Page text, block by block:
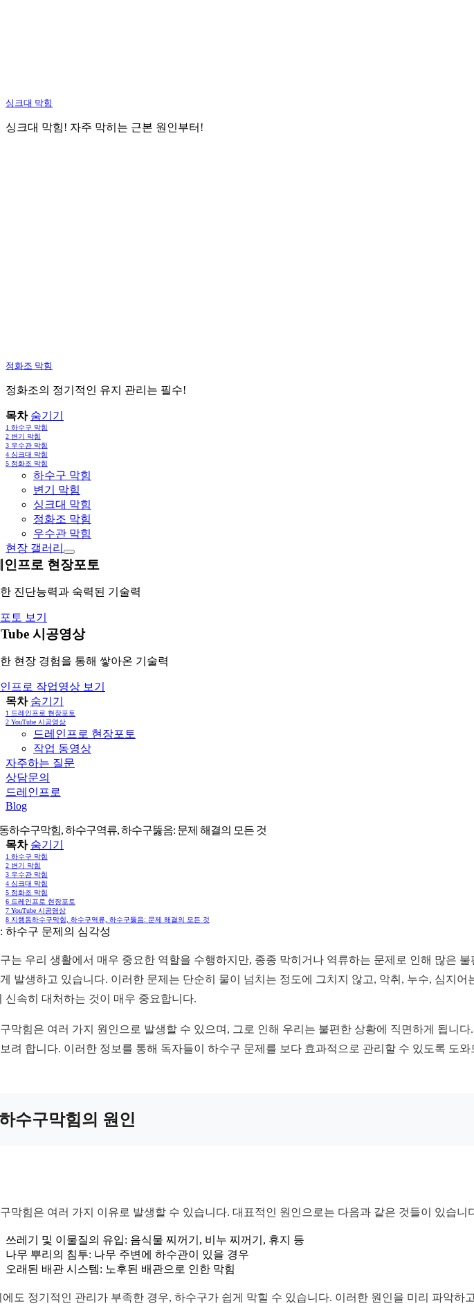
싱크대 막힘
싱크대 막힘! 자주 막히는 근본 원인부터!
정화조 막힘
정화조의 정기적인 유지 관리는 필수!
목차 숨기기
1 하수구 막힘
2 변기 막힘
3 우수관 막힘
4 싱크대 막힘
5 정화조 막힘
하수구 막힘
변기 막힘
싱크대 막힘
정화조 막힘
우수관 막힘
현장 갤러리
인프로 현장포토
진단능력과 숙력된 기술력
토 보기
시공영상
현장 경험을 통해 쌓아온 기술력
프로 작업영상 보기
목차 숨기기
1 드레인프로 현장포토
2 YouTube 시공영상
드레인프로 현장포토
작업 동영상
자주하는 질문
상담문의
드레인프로
Blog
하수구막힘, 하수구역류, 하수구뚫음: 문제 해결의 모든 것
목차 숨기기
1 하수구 막힘
2 변기 막힘
3 우수관 막힘
4 싱크대 막힘
5 정화조 막힘
6 드레인프로 현장포토
7 YouTube 시공영상
8 지행동하수구막힘, 하수구역류, 하수구뚫음: 문제 해결의 모든 것
하수구 문제의 심각성
는 우리 생활에서 매우 중요한 역할을 수행하지만, 종종 막히거나 역류하는 문제로 인해 많은
발생하고 있습니다. 이러한 문제는 단순히 물이 넘치는 정도에 그치지 않고, 악취, 누수, 심지
신속히 대처하는 것이 매우 중요합니다.
막힘은 여러 가지 원인으로 발생할 수 있으며, 그로 인해 우리는 불편한 상황에 직면하게 됩니
려 합니다. 이러한 정보를 통해 독자들이 하수구 문제를 보다 효과적으로 관리할 수 있도록 도와
수구막힘의 원인
막힘은 여러 가지 이유로 발생할 수 있습니다. 대표적인 원인으로는 다음과 같은 것들이 있습니
쓰레기 및 이물질의 유입: 음식물 찌꺼기, 비누 찌꺼기, 휴지 등
나무 뿌리의 침투: 나무 주변에 하수관이 있을 경우
오래된 배관 시스템: 노후된 배관으로 인한 막힘
에도 정기적인 관리가 부족한 경우, 하수구가 쉽게 막힐 수 있습니다. 이러한 원인을 미리 파악하